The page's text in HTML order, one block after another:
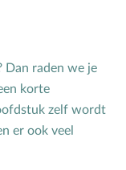
Dan raden we je
korte
zelf wordt
er ook veel